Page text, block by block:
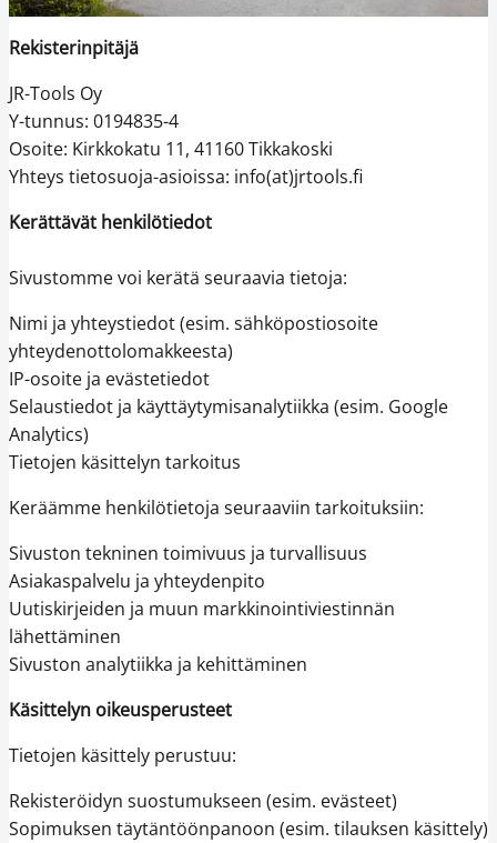
Rekisterinpitäjä
JR-Tools Oy
Y-tunnus: 0194835-4
Osoite: Kirkkokatu 11, 41160 Tikkakoski
Yhteys tietosuoja-asioissa: info(at)jrtools.fi
Kerättävät henkilötiedot
Sivustomme voi kerätä seuraavia tietoja:
Nimi ja yhteystiedot (esim. sähköpostiosoite
yhteydenottolomakkeesta)
IP-osoite ja evästetiedot
Selaustiedot ja käyttäytymisanalytiikka (esim. Google
Analytics)
Tietojen käsittelyn tarkoitus
Keräämme henkilötietoja seuraaviin tarkoituksiin:
Sivuston tekninen toimivuus ja turvallisuus
Asiakaspalvelu ja yhteydenpito
Uutiskirjeiden ja muun markkinointiviestinnän
lähettäminen
Sivuston analytiikka ja kehittäminen
Käsittelyn oikeusperusteet
Tietojen käsittely perustuu:
Rekisteröidyn suostumukseen (esim. evästeet)
Sopimuksen täytäntöönpanoon (esim. tilauksen käsittely)